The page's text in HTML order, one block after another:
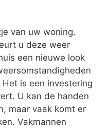
van uw woning.
u deze weer
een nieuwe look
is een investering
U kan de handen
maar vaak komt er
Vakmannen